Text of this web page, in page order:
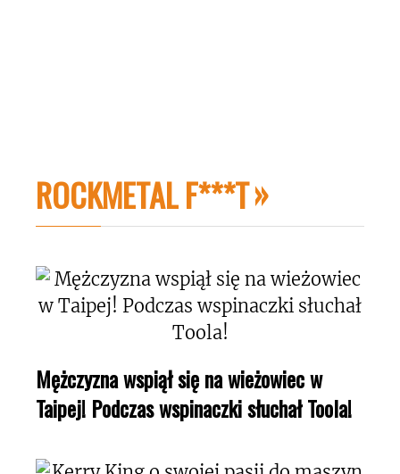
ROCKMETAL F***T
Mężczyzna wspiął się na wieżowiec w
Taipej! Podczas wspinaczki słuchał Toola!